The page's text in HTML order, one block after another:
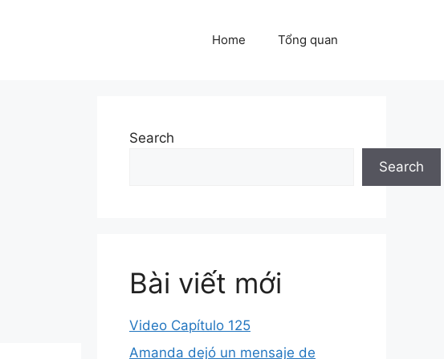
Home Tổng quan
Search
Search
Bài viết mới
Video Capítulo 125
Amanda dejó un mensaje de